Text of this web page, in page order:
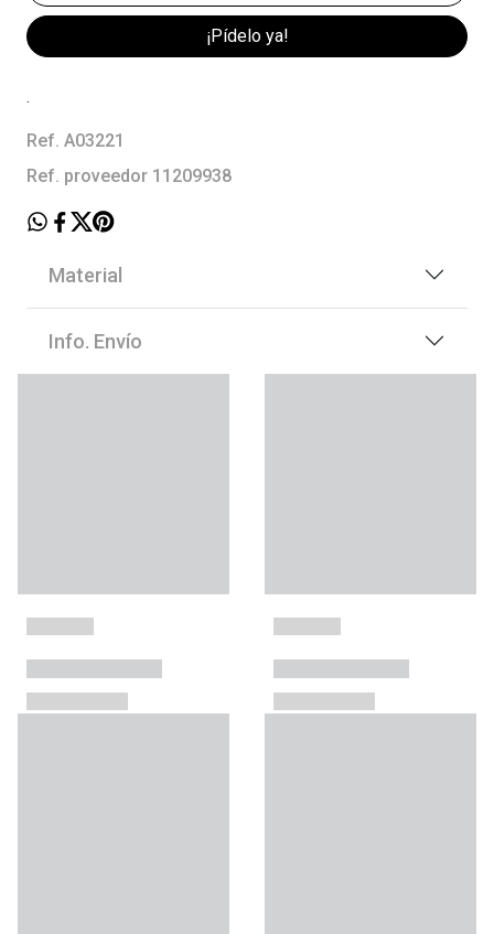
¡Pídelo ya!
.
Ref. A03221
Ref. proveedor 11209938
Material
Info. Envío